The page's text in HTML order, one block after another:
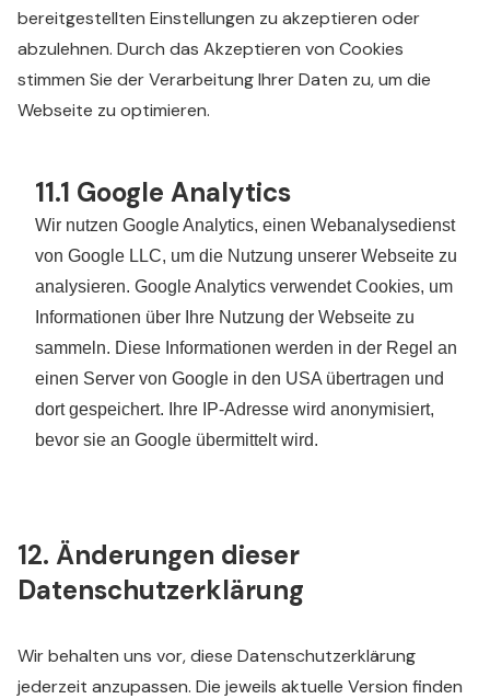
bereitgestellten Einstellungen zu akzeptieren oder
abzulehnen. Durch das Akzeptieren von Cookies
stimmen Sie der Verarbeitung Ihrer Daten zu, um die
Webseite zu optimieren.
11.1 Google Analytics
Wir nutzen Google Analytics, einen Webanalysedienst
von Google LLC, um die Nutzung unserer Webseite zu
analysieren. Google Analytics verwendet Cookies, um
Informationen über Ihre Nutzung der Webseite zu
sammeln. Diese Informationen werden in der Regel an
einen Server von Google in den USA übertragen und
dort gespeichert. Ihre IP-Adresse wird anonymisiert,
bevor sie an Google übermittelt wird.
12. Änderungen dieser
Datenschutzerklärung
Wir behalten uns vor, diese Datenschutzerklärung
jederzeit anzupassen. Die jeweils aktuelle Version finden